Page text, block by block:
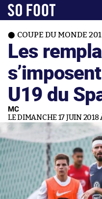
COUPE DU MONDE
Les
U19 du
MC
LE DIMANCHE 17 JUIN 2018